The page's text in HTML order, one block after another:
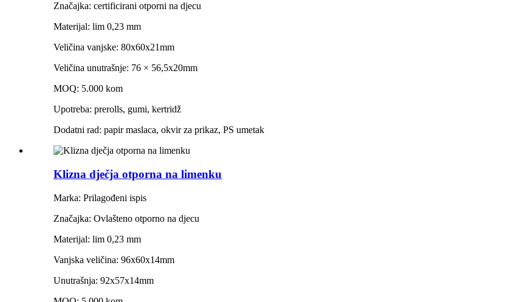
Značajka: certificirani otporni na djecu
Materijal: lim 0,23 mm
Veličina vanjske: 80x60x21mm
Veličina unutrašnje: 76 × 56,5x20mm
MOQ: 5.000 kom
Upotreba: prerolls, gumi, kertridž
Dodatni rad: papir maslaca, okvir za prikaz, PS umetak
Klizna dječja otporna na limenku
Marka: Prilagođeni ispis
Značajka: Ovlašteno otporno na djecu
Materijal: lim 0,23 mm
Vanjska veličina: 96x60x14mm
Unutrašnja: 92x57x14mm